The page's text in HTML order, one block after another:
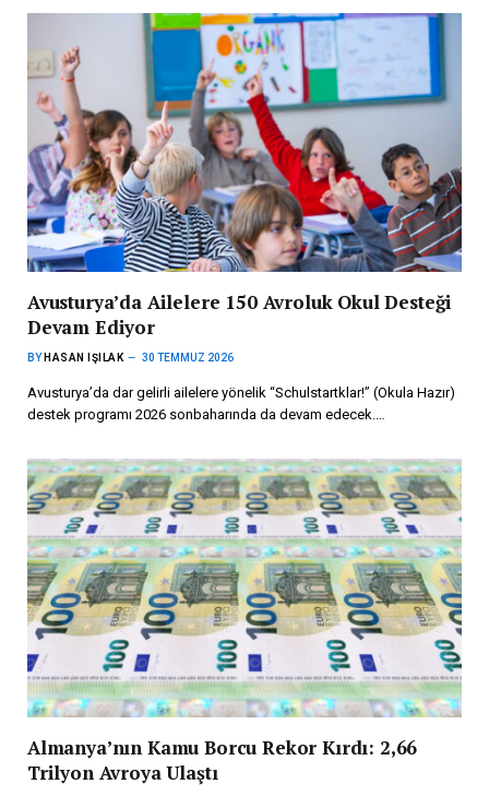
Avusturya’da Ailelere 150 Avroluk Okul Desteği
Devam Ediyor
BY HASAN IŞILAK 30 TEMMUZ 2026
Avusturya’da dar gelirli ailelere yönelik “Schulstartklar!” (Okula Hazır)
destek programı 2026 sonbaharında da devam edecek.…
Almanya’nın Kamu Borcu Rekor Kırdı: 2,66
Trilyon Avroya Ulaştı